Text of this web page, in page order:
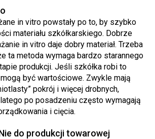
in vitro powstały po to, by szybko
materiału szkółkarskiego. Dobrze
in vitro daje dobry materiał. Trzeba
ta metoda wymaga bardzo starannego
produkcji. Jeśli szkółka robi to
być wartościowe. Zwykle mają
pokrój i więcej drobnych,
po posadzeniu często wymagają
i cięcia.
do produkcji towarowej